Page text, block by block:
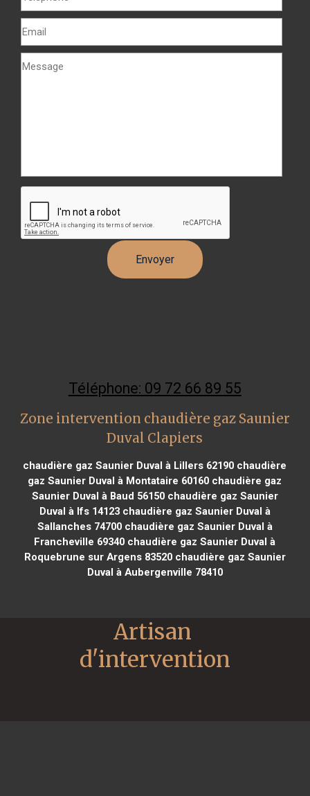
Téléphone: 09 72 66 89 55
Zone intervention chaudière gaz Saunier
Duval Clapiers
chaudière gaz Saunier Duval à Lillers 62190 chaudière
gaz Saunier Duval à Montataire 60160 chaudière gaz
Saunier Duval à Baud 56150chaudière gaz Saunier
Duval à Ifs 14123chaudière gaz Saunier Duval à
Sallanches 74700chaudière gaz Saunier Duval à
Francheville 69340 chaudière gaz Saunier Duval à
Roquebrune sur Argens 83520chaudière gaz Saunier
Duval à Aubergenville 78410
Artisan
d'intervention